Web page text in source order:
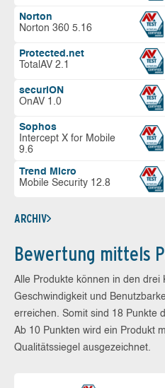
Norton
Norton 360 5.16
Protected.net
TotalAV 2.1
securiON
OnAV 1.0
Sophos
Intercept X for Mobile
9.6
Trend Micro
Mobile Security 12.8
ARCHIV
Bewertung mittels
Alle Produkte können in den drei
Geschwindigkeit und
erreichen. Somit sind 18 Punkte
Ab 10 Punkten wird ein Produkt
Qualitätssiegel ausgezeichnet.